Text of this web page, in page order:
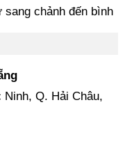
Q. Hải Châu,